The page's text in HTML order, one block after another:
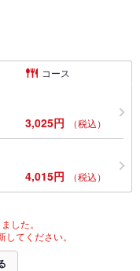
コース
3,025円 （税込）
4,015円 （税込）
した。
てください。